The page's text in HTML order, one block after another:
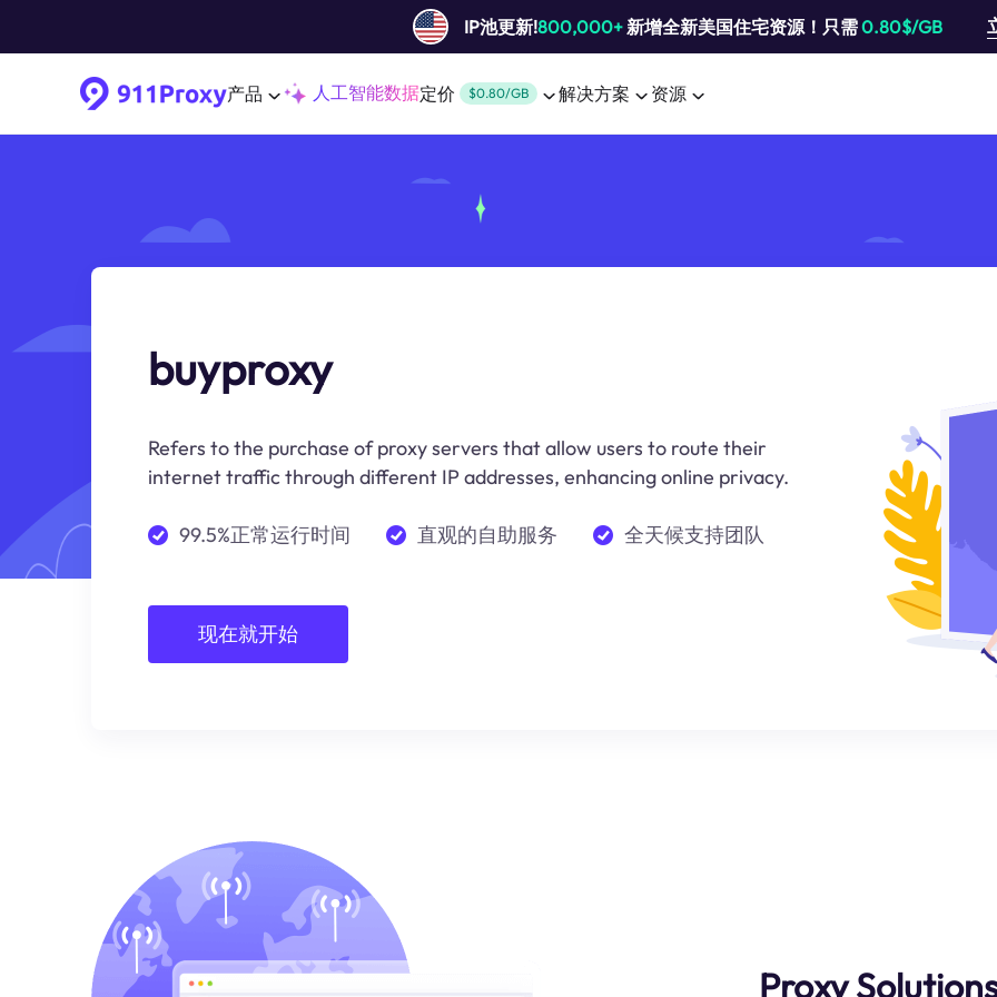
IP池更新!800,000+新增全新美国住宅资源！只需0.80$/GB
产品 人工智能数据定价 $0.80/GB 解决方案 资源
buyproxy
Refers to the purchase of proxy servers that allow users to route their
internet traffic through different IP addresses, enhancing online privacy.
99.5%正常运行时间 直观的自助服务 全天候支持团队
现在就开始
Proxy